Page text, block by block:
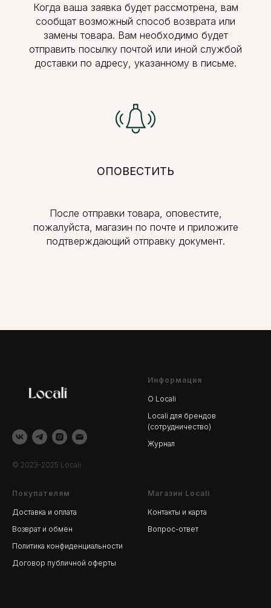
Когда ваша заявка будет рассмотрена, вам
сообщат возможный способ возврата или
замены товара. Вам необходимо будет
отправить посылку почтой или иной службой
доставки по адресу, указанному в письме.
ОПОВЕСТИТЬ
После отправки товара, оповестите,
пожалуйста, магазин по почте и приложите
подтверждающий отправку документ.
© 2023-2025 Locali
Информация
О Locali
Locali для брендов
(сотрудничество)
Журнал
Покупателям
Доставка и оплата
Возврат и обмен
Политика конфиденциальности
Договор публичной оферты
Магазин Locali
Контакты и карта
Вопрос-ответ